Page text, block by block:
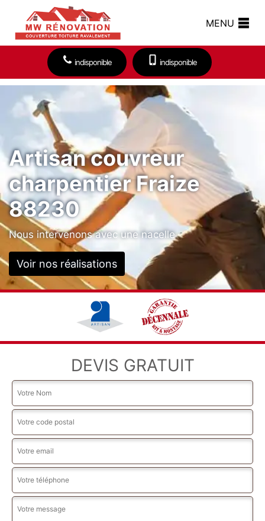
MENU
indisponible indisponible
Artisan couvreur
charpentier Fraize
88230
Nous intervenons avec une nacelle
Voir nos réalisations
DEVIS GRATUIT